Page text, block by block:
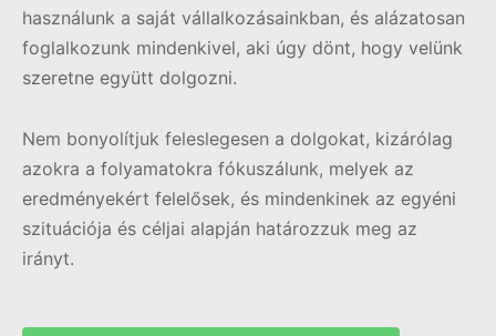
használunk a saját vállalkozásainkban, és alázatosan
foglalkozunk mindenkivel, aki úgy dönt, hogy velünk
szeretne együtt dolgozni.
Nem bonyolítjuk feleslegesen a dolgokat, kizárólag
azokra a folyamatokra fókuszálunk, melyek az
eredményekért felelősek, és mindenkinek az egyéni
szituációja és céljai alapján határozzuk meg az
irányt.